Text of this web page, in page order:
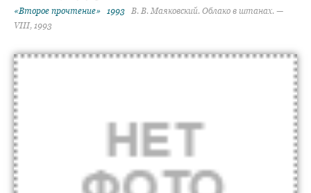
«Второе прочтение» 1993 В. В. Маяковский. Облако в штанах. —
VIII, 1993